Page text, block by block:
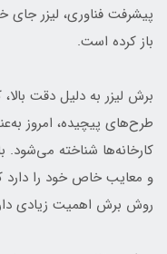
پیشرفت فناوری، لیزر جای
باز کرده است.
برش لیزر به دلیل دقت
طرح‌های پیچیده، امروز
کارخانه‌ها شناخته می‌شود.
و معایب خاص خود را
روش برش اهمیت زیادی